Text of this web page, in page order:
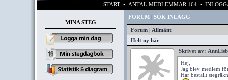
START • ANTAL MEDLEMMAR 164 •
MINA STEG
FORUM| SÖK INLÄGG
Forum| Allmänt
Helt ny här
Skrivet av:
Hej,
Jag blev medlem
Har beställt